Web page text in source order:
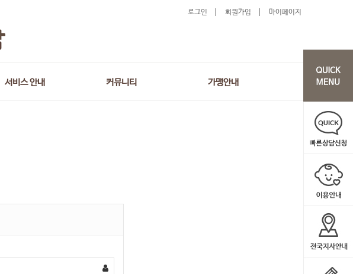
로그인 회원가입 마이페이지
서비스 안내 커뮤니티 가맹안내